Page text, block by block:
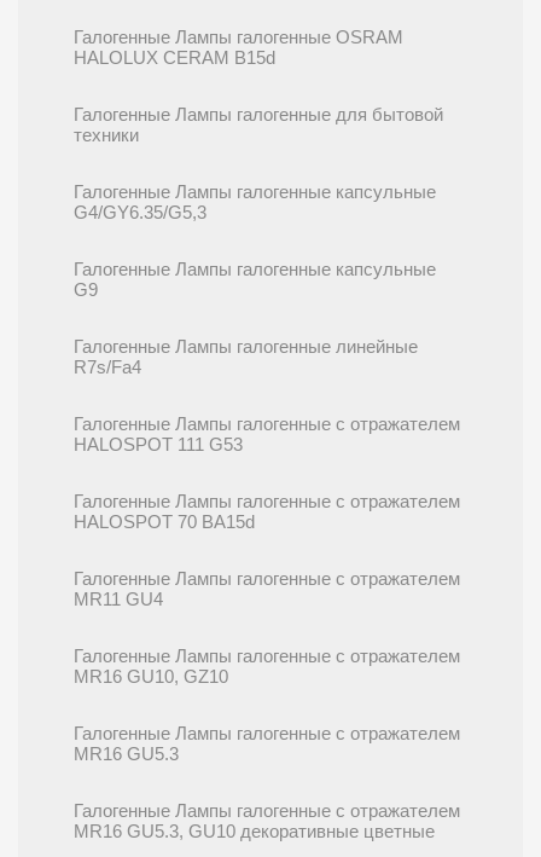
Галогенные Лампы галогенные OSRAM
HALOLUX CERAM B15d
Галогенные Лампы галогенные для бытовой
техники
Галогенные Лампы галогенные капсульные
G4/GY6.35/G5,3
Галогенные Лампы галогенные капсульные
G9
Галогенные Лампы галогенные линейные
R7s/Fa4
Галогенные Лампы галогенные с отражателем
HALOSPOT 111 G53
Галогенные Лампы галогенные с отражателем
HALOSPOT 70 BA15d
Галогенные Лампы галогенные с отражателем
MR11 GU4
Галогенные Лампы галогенные с отражателем
MR16 GU10, GZ10
Галогенные Лампы галогенные с отражателем
MR16 GU5.3
Галогенные Лампы галогенные с отражателем
MR16 GU5.3, GU10 декоративные цветные